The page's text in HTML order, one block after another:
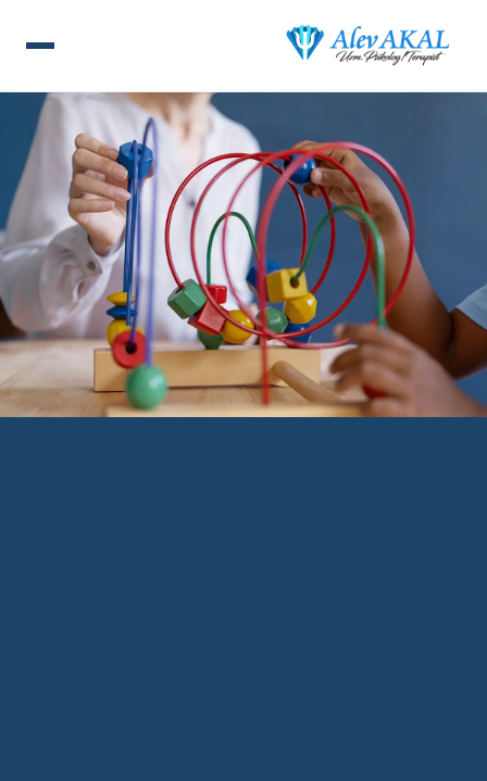
ANA SAYFA